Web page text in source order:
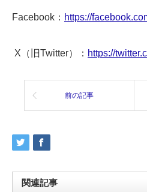
Facebook： https://
X（旧Twitter）： https://
前の記事
関連記事